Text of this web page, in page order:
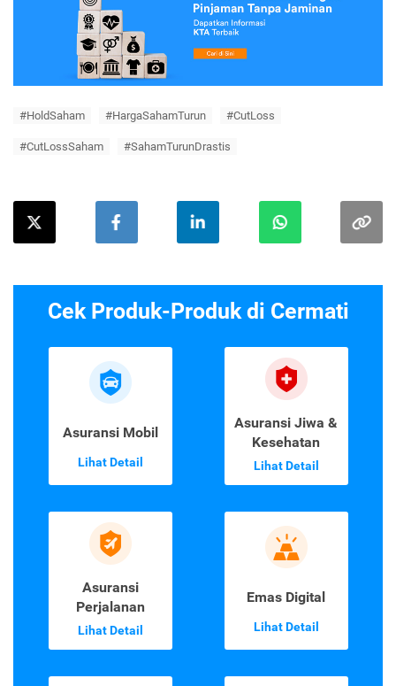
#HoldSaham #HargaSahamTurun #CutLoss
#CutLossSaham #SahamTurunDrastis
Cek Produk-Produk di Cermati
Asuransi Mobil
Lihat Detail
Asuransi Jiwa &
Kesehatan
Lihat Detail
Asuransi
Perjalanan
Lihat Detail
Emas Digital
Lihat Detail